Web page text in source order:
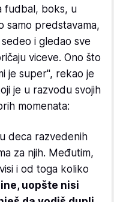
fudbal, boks, u
samo predstavama,
i gledao sve
viceve. Ono što
je super", rekao je
je u razvodu svojih
momenata:
deca razvedenih
za njih. Međutim,
i od toga koliko
uopšte nisi